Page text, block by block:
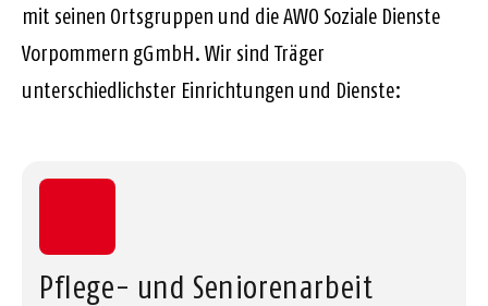
mit seinen Ortsgruppen und die AWO Soziale Dienste
Vorpommern gGmbH. Wir sind Träger
unterschiedlichster Einrichtungen und Dienste:
Pflege- und Seniorenarbeit